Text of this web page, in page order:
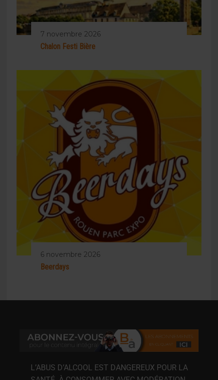
7 novembre 2026
Chalon Festi Bière
6 novembre 2026
Beerdays
L’ABUS D’ALCOOL EST DANGEREUX POUR LA